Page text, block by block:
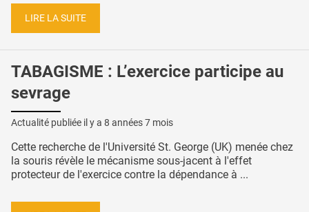
LIRE LA SUITE
TABAGISME : L’exercice participe au
sevrage
Actualité publiée il y a 8 années 7 mois
Cette recherche de l'Université St. George (UK) menée chez
la souris révèle le mécanisme sous-jacent à l'effet
protecteur de l'exercice contre la dépendance à ...